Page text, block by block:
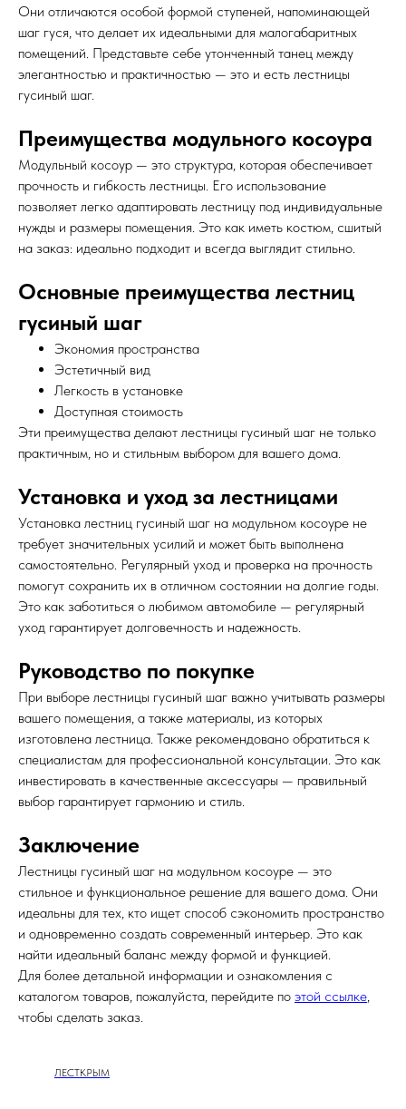
Они отличаются особой формой ступеней, напоминающей
шаг гуся, что делает их идеальными для малогабаритных
помещений. Представьте себе утонченный танец между
элегантностью и практичностью — это и есть лестницы
гусиный шаг.
Преимущества модульного косоура
Модульный косоур — это структура, которая обеспечивает
прочность и гибкость лестницы. Его использование
позволяет легко адаптировать лестницу под индивидуальные
нужды и размеры помещения. Это как иметь костюм, сшитый
на заказ: идеально подходит и всегда выглядит стильно.
Основные преимущества лестниц
гусиный шаг
Экономия пространства
Эстетичный вид
Легкость в установке
Доступная стоимость
Эти преимущества делают лестницы гусиный шаг не только
практичным, но и стильным выбором для вашего дома.
Установка и уход за лестницами
Установка лестниц гусиный шаг на модульном косоуре не
требует значительных усилий и может быть выполнена
самостоятельно. Регулярный уход и проверка на прочность
помогут сохранить их в отличном состоянии на долгие годы.
Это как заботиться о любимом автомобиле — регулярный
уход гарантирует долговечность и надежность.
Руководство по покупке
При выборе лестницы гусиный шаг важно учитывать размеры
вашего помещения, а также материалы, из которых
изготовлена лестница. Также рекомендовано обратиться к
специалистам для профессиональной консультации. Это как
инвестировать в качественные аксессуары — правильный
выбор гарантирует гармонию и стиль.
Заключение
Лестницы гусиный шаг на модульном косоуре — это
стильное и функциональное решение для вашего дома. Они
идеальны для тех, кто ищет способ сэкономить пространство
и одновременно создать современный интерьер. Это как
найти идеальный баланс между формой и функцией.
Для более детальной информации и ознакомления с
каталогом товаров, пожалуйста, перейдите по этой ссылке,
чтобы сделать заказ.
ЛЕСТКРЫМ